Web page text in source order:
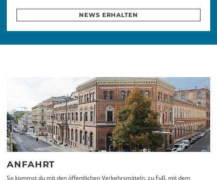
NEWS ERHALTEN
ANFAHRT
So kommst du mit den öffentlichen Verkehrsmitteln, zu Fuß, mit dem